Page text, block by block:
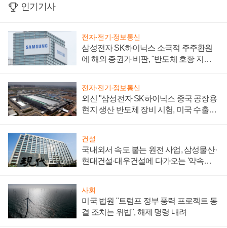
인기기사
전자·전기·정보통신
삼성전자 SK하이닉스 소극적 주주환원
에 해외 증권가 비판, "반도체 호황 지속
전자·전기·정보통신
외신 "삼성전자 SK하이닉스 중국 공장용
현지 생산 반도체 장비 시험, 미국 수출통
건설
국내외서 속도 붙는 원전 사업, 삼성물산·
현대건설·대우건설에 다가오는 '약속의
사회
미국 법원 "트럼프 정부 풍력 프로젝트 동
결 조치는 위법", 해제 명령 내려